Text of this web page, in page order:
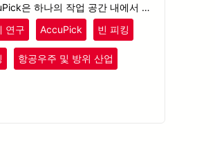
은 하나의 작업 공간 내에서 50
의 부품을 식별할 수 있는 완전한
스템을 고객에게 제공합니다.
연구 AccuPick 빈 피킹
항공우주 및 방위 산업